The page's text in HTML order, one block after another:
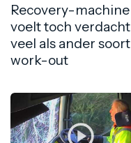
Recovery-machine
voelt toch verdacht
veel als ander soort
work-out